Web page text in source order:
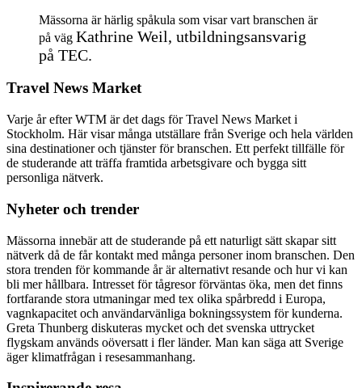
Mässorna är härlig spåkula som visar vart branschen är
på väg Kathrine Weil, utbildningsansvarig
på TEC.
Travel News Market
Varje år efter WTM är det dags för Travel News Market i
Stockholm. Här visar många utställare från Sverige och hela världen
sina destinationer och tjänster för branschen. Ett perfekt tillfälle för
de studerande att träffa framtida arbetsgivare och bygga sitt
personliga nätverk.
Nyheter och trender
Mässorna innebär att de studerande på ett naturligt sätt skapar sitt
nätverk då de får kontakt med många personer inom branschen. Den
stora trenden för kommande år är alternativt resande och hur vi kan
bli mer hållbara. Intresset för tågresor förväntas öka, men det finns
fortfarande stora utmaningar med tex olika spårbredd i Europa,
vagnkapacitet och användarvänliga bokningssystem för kunderna.
Greta Thunberg diskuteras mycket och det svenska uttrycket
flygskam används oöversatt i fler länder. Man kan säga att Sverige
äger klimatfrågan i resesammanhang.